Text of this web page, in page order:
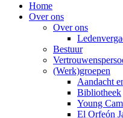
Home
Over ons
Over ons
Bestuur
(Werk)groepen
Aandacht
Bibliotheek
Young
El Orfeón